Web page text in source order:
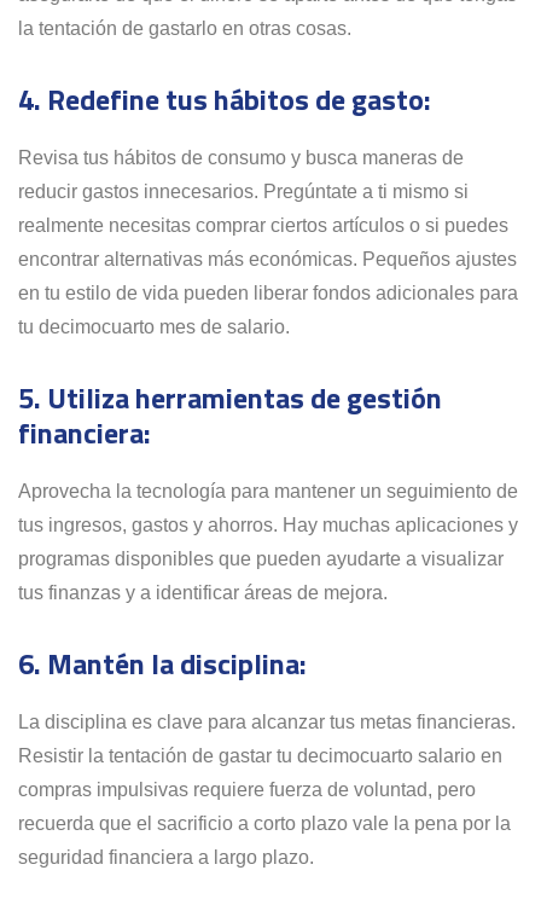
la tentación de gastarlo en otras cosas.
4. Redefine tus hábitos de gasto:
Revisa tus hábitos de consumo y busca maneras de
reducir gastos innecesarios. Pregúntate a ti mismo si
realmente necesitas comprar ciertos artículos o si puedes
encontrar alternativas más económicas. Pequeños ajustes
en tu estilo de vida pueden liberar fondos adicionales para
tu decimocuarto mes de salario.
5. Utiliza herramientas de gestión
financiera:
Aprovecha la tecnología para mantener un seguimiento de
tus ingresos, gastos y ahorros. Hay muchas aplicaciones y
programas disponibles que pueden ayudarte a visualizar
tus finanzas y a identificar áreas de mejora.
6. Mantén la disciplina:
La disciplina es clave para alcanzar tus metas financieras.
Resistir la tentación de gastar tu decimocuarto salario en
compras impulsivas requiere fuerza de voluntad, pero
recuerda que el sacrificio a corto plazo vale la pena por la
seguridad financiera a largo plazo.